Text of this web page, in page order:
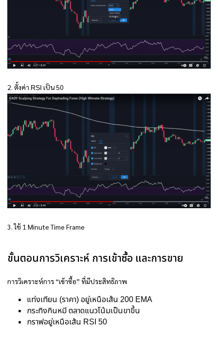
2. ตั้งค่า RSI เป็น 50
3. ใช้ 1 Minute Time Frame
ขั้นตอนการวิเคราะห์ การเข้าซื้อ และการขาย
การวิเคราะห์การ “เข้าซื้อ” ที่มีประสิทธิภาพ
แท่งเทียน (ราคา) อยู่เหนือเส้น 200 EMA
กระทิงกินหมี ตลาดแนวโน้มเป็นขาขึ้น
กราฟอยู่เหนือเส้น RSI 50